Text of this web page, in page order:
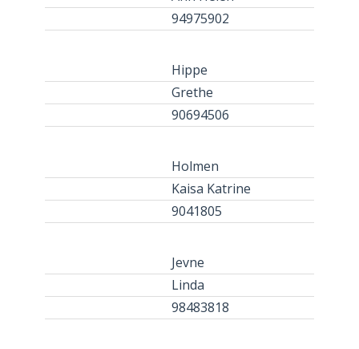
94975902
Hippe
Grethe
90694506
Holmen
Kaisa Katrine
9041805
Jevne
Linda
98483818